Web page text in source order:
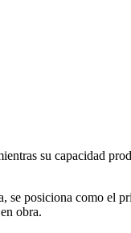
su capacidad
se posiciona como el
obra.